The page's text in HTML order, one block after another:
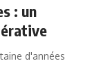
: un
d'années